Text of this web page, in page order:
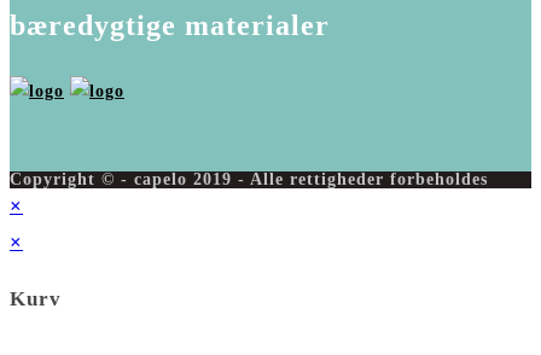
bæredygtige materialer
Copyright © - capelo 2019 - Alle rettigheder forbeholdes
×
×
Kurv